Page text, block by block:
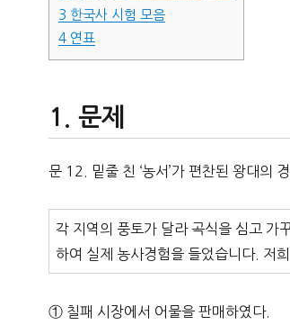
3 한국사 시험 모음
4 연표
문제
문 12. 밑줄 친 ‘농서’가 편찬된 왕대의
각 지역의 풍토가 달라 곡식을 심고 가
하여 실제 농사경험을 들었습니다. 저
① 칠패 시장에서 어물을 판매하였다.